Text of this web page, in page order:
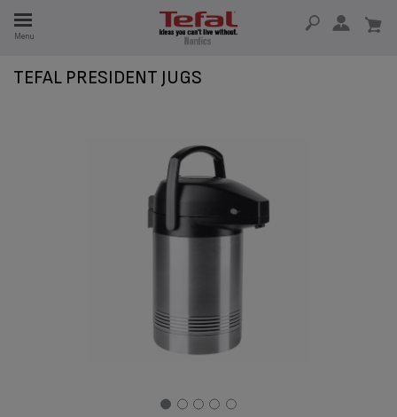
Menu
I 15 ÅR
TEFAL PRESIDENT JUGS